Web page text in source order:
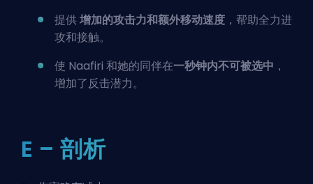
提供增加的攻击力和额外移动速度 ，帮助全力进
攻和接触。
使 Naafiri 和她的同伴在一秒钟内不可被选中 ，
增加了反击潜力。
E – 剖析